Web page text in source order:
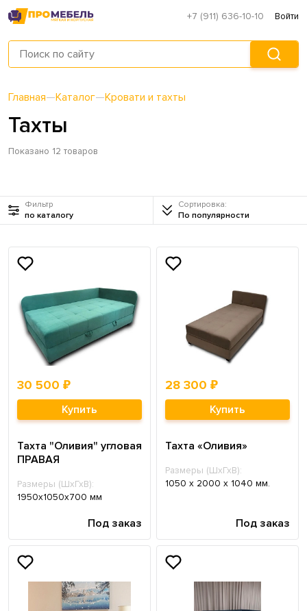
+7 (911) 636-10-10 Войти
Главная—Каталог—Кровати и тахты
Тахты
Показано 12 товаров
Фильтр
по каталогу
Сортировка:
По популярности
30 500 ₽
Купить
Тахта "Оливия" угловая
ПРАВАЯ
Размеры (ШхГхВ):
1950х1050х700 мм
Под заказ
28 300 ₽
Купить
Тахта «Оливия»
Размеры (ШхГхВ):
1050 х 2000 х 1040 мм.
Под заказ